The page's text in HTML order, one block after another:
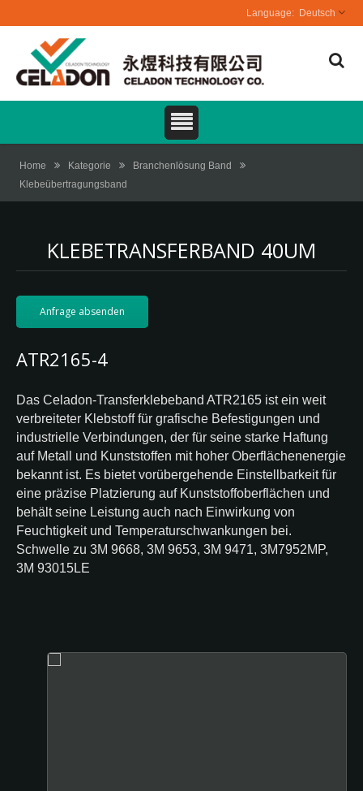
Deutsch
Home Kategorie
Branchenlösung Band
Klebeübertragungsband
KLEBETRANSFERBAND 40UM
Anfrage absenden
ATR2165-4
Das Celadon-Transferklebeband ATR2165 ist ein weit
verbreiteter Klebstoff für grafische Befestigungen und
industrielle Verbindungen, der für seine starke Haftung
auf Metall und Kunststoffen mit hoher Oberflächenenergie
bekannt ist. Es bietet vorübergehende Einstellbarkeit für
eine präzise Platzierung auf Kunststoffoberflächen und
behält seine Leistung auch nach Einwirkung von
Feuchtigkeit und Temperaturschwankungen bei.
Schwelle zu 3M 9668, 3M 9653, 3M 9471, 3M7952MP,
3M 93015LE